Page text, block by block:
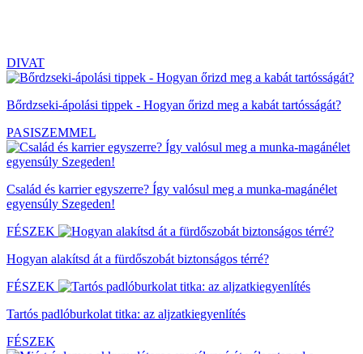
DIVAT
Bőrdzseki-ápolási tippek - Hogyan őrizd meg a kabát tartósságát?
PASISZEMMEL
Család és karrier egyszerre? Így valósul meg a munka-magánélet
egyensúly Szegeden!
FÉSZEK
Hogyan alakítsd át a fürdőszobát biztonságos térré?
FÉSZEK
Tartós padlóburkolat titka: az aljzatkiegyenlítés
FÉSZEK